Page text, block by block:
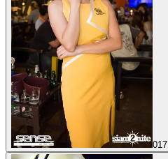
017